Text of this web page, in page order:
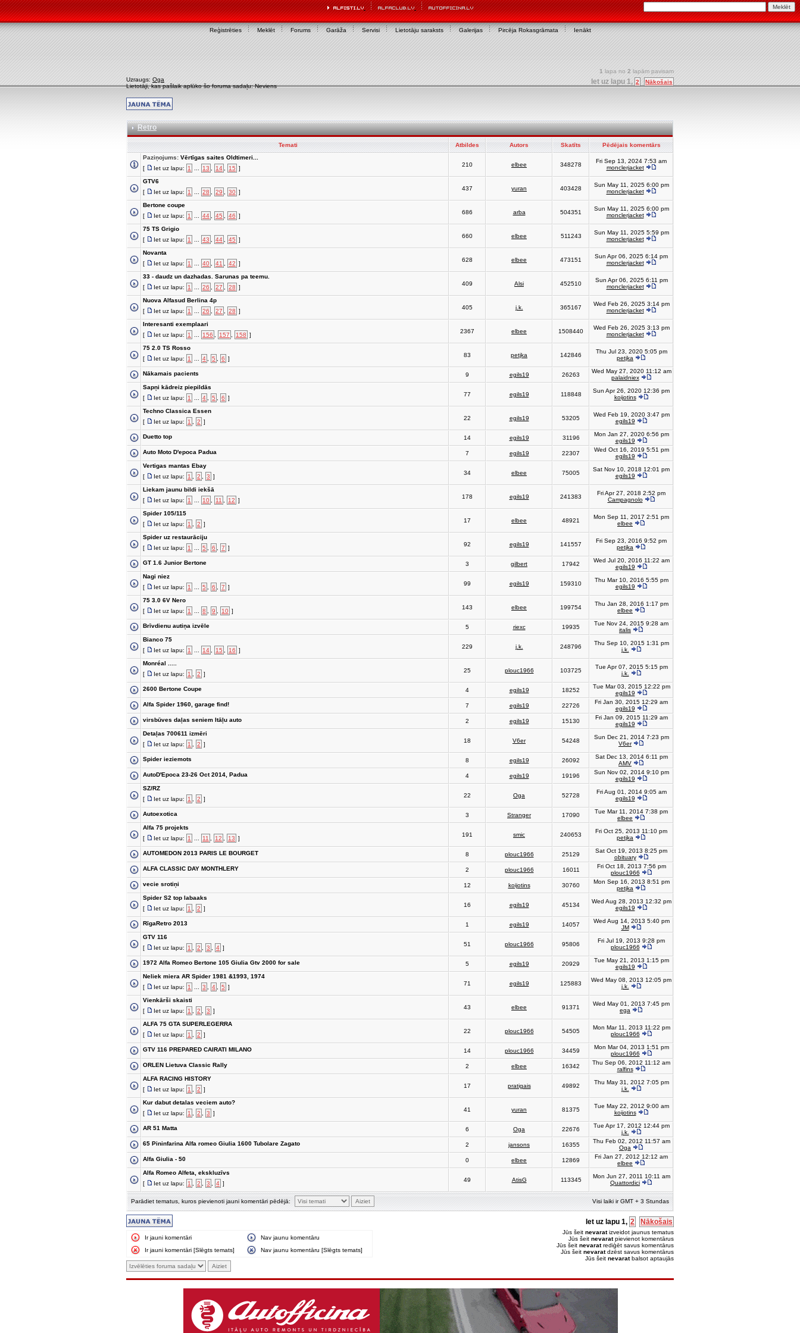
Reģistrēties Meklēt Forums Garāža Servisi Lietotāju saraksts Galerijas Pircēja Rokasgrāmata Ienākt
Uzraugs: Oga
Lietotāji, kas pašlaik aplūko šo foruma sadaļu: Neviens
1 lapa no 2 lapām pavisam
Iet uz lapu 1, 2 Nākošais
Retro
Temati Atbildes Autors Skatīts
Pēdējais komentārs
Paziņojums: Vērtīgas saites Oldtimeri...
[
Iet uz lapu: 1 13 14 15 ]
210 elbee 348278
Fri Sep 13, 2024 7:53 am
monclerjacket
GTV6
[
Iet uz lapu: 1 28 29 30 ]
437 yuran 403428
Sun May 11, 2025 6:00 pm
monclerjacket
Bertone coupe
[
Iet uz lapu: 1 44 45 46 ]
686 arba 504351
Sun May 11, 2025 6:00 pm
monclerjacket
75 TS Grigio
[
Iet uz lapu: 1 43 44 45 ]
660 elbee 511243
Sun May 11, 2025 5:59 pm
monclerjacket
Novanta
[
Iet uz lapu: 1 40 41 42 ]
628 elbee 473151
Sun Apr 06, 2025 6:14 pm
monclerjacket
33 - daudz un dazhadas. Sarunas pa teemu.
[
Iet uz lapu: 1 26 27 28 ]
409 Alsi 452510
Sun Apr 06, 2025 6:11 pm
monclerjacket
Nuova Alfasud Berlina 4p
[
Iet uz lapu: 1 26 27 28 ]
405 j.k. 365167
Wed Feb 26, 2025 3:14 pm
monclerjacket
Interesanti exemplaari
[
Iet uz lapu: 1 156 157 158 ]
2367 elbee 1508440
Wed Feb 26, 2025 3:13 pm
monclerjacket
75 2.0 TS Rosso
[
Iet uz lapu: 1 4 5 6 ]
83 petjka 142846
Thu Jul 23, 2020 5:05 pm
petjka
Nākamais pacients 9 egils19 26263
Wed May 27, 2020 11:12 am
palaidniex
Sapņi kādreiz piepildās
[
Iet uz lapu: 1 4 5 6 ]
77 egils19 118848
Sun Apr 26, 2020 12:36 pm
koijotins
Techno Classica Essen
[
Iet uz lapu: 1 2 ]
22 egils19 53205
Wed Feb 19, 2020 3:47 pm
egils19
Duetto top 14 egils19 31196
Mon Jan 27, 2020 6:56 pm
egils19
Auto Moto D'epoca Padua
7 egils19 22307
Wed Oct 16, 2019 5:51 pm
egils19
Vertigas mantas Ebay
[
Iet uz lapu: 1 2 3 ]
34 elbee 75005
Sat Nov 10, 2018 12:01 pm
egils19
Liekam jaunu bildi iekšā
[
Iet uz lapu: 1 10 11 12 ]
178 egils19 241383
Fri Apr 27, 2018 2:52 pm
Campagnolo
Spider 105/115
[
Iet uz lapu: 1 2 ]
17 elbee 48921
Mon Sep 11, 2017 2:51 pm
elbee
Spider uz restaurāciju
[
Iet uz lapu: 1 5 6 7 ]
92 egils19 141557
Fri Sep 23, 2016 9:52 pm
petjka
GT 1.6 Junior Bertone 3 gilbert 17942
Wed Jul 20, 2016 11:22 am
egils19
Nagi niez
[
Iet uz lapu: 1 5 6 7 ]
99 egils19 159310
Thu Mar 10, 2016 5:55 pm
egils19
75 3.0 6V Nero
[
Iet uz lapu: 1 8 9 10 ]
143 elbee 199754
Thu Jan 28, 2016 1:17 pm
elbee
Brīvdienu autiņa izvēle 5 riexc 19935
Tue Nov 24, 2015 9:28 am
italis
Bianco 75
[
Iet uz lapu: 1 14 15 16 ]
229 j.k. 248796
Thu Sep 10, 2015 1:31 pm
j.k.
Monréal .....
[
Iet uz lapu: 1 2 ]
25 plouc1966 103725
Tue Apr 07, 2015 5:15 pm
j.k.
2600 Bertone Coupe 4 egils19 18252
Tue Mar 03, 2015 12:22 pm
egils19
Alfa Spider 1960, garage find!
7 egils19 22726
Fri Jan 30, 2015 12:29 am
egils19
virsbūves daļas seniem Itāļu auto
2 egils19 15130
Fri Jan 09, 2015 11:29 am
egils19
Detaļas 700611 izmēri
[
Iet uz lapu: 1 2 ]
18 V6er 54248
Sun Dec 21, 2014 7:23 pm
V6er
Spider ieziemots 8 egils19 26092
Sat Dec 13, 2014 6:11 pm
AMV
AutoD'Epoca 23-26 Oct 2014, Padua
4 egils19 19196
Sun Nov 02, 2014 9:10 pm
egils19
SZ/RZ
[
Iet uz lapu: 1 2 ]
22 Oga 52728
Fri Aug 01, 2014 9:05 am
egils19
Autoexotica 3 Stranger 17090
Tue Mar 11, 2014 7:38 pm
elbee
Alfa 75 projekts
[
Iet uz lapu: 1 11 12 13 ]
191 smic 240653
Fri Oct 25, 2013 11:10 pm
petjka
AUTOMEDON 2013 PARIS LE BOURGET 8 plouc1966 25129
Sat Oct 19, 2013 8:25 pm
obituary
ALFA CLASSIC DAY MONTHLERY
2 plouc1966 16011
Fri Oct 18, 2013 7:56 pm
plouc1966
vecie srotiņi
12 koijotins 30760
Mon Sep 16, 2013 8:51 pm
petjka
Spider S2 top labaaks
[
Iet uz lapu: 1 2 ]
16 egils19 45134
Wed Aug 28, 2013 12:32 pm
egils19
RīgaRetro 2013 1 egils19 14057
Wed Aug 14, 2013 5:40 pm
JM
GTV 116
[
Iet uz lapu: 1 2 3 4 ]
51 plouc1966 95806
Fri Jul 19, 2013 9:28 pm
plouc1966
1972 Alfa Romeo Bertone 105 Giulia Gtv 2000 for sale 5 egils19 20929
Tue May 21, 2013 1:15 pm
egils19
Neliek miera AR Spider 1981 &1993, 1974
[
Iet uz lapu: 1 3 4 5 ]
71 egils19 125883
Wed May 08, 2013 12:05 pm
j.k.
Vienkārši skaisti
[
Iet uz lapu: 1 2 3 ]
43 elbee 91371
Wed May 01, 2013 7:45 pm
ega
ALFA 75 GTA SUPERLEGERRA
[
Iet uz lapu: 1 2 ]
22 plouc1966 54505
Mon Mar 11, 2013 11:22 pm
plouc1966
GTV 116 PREPARED CAIRATI MILANO 14 plouc1966 34459
Mon Mar 04, 2013 1:51 pm
plouc1966
ORLEN Lietuva Classic Rally
2 elbee 16342
Thu Sep 06, 2012 11:12 am
ralfins
ALFA RACING HISTORY
[
Iet uz lapu: 1 2 ]
17 pratigais 49892
Thu May 31, 2012 7:05 pm
j.k.
Kur dabut detalas veciem auto?
[
Iet uz lapu: 1 2 3 ]
41 yuran 81375
Tue May 22, 2012 9:00 am
koijotins
AR 51 Matta 6 Oga 22676
Tue Apr 17, 2012 12:44 pm
j.k.
65 Pininfarina Alfa romeo Giulia 1600 Tubolare Zagato
2 jansons 16355
Thu Feb 02, 2012 11:57 am
Oga
Alfa Giulia - 50
0 elbee 12869
Fri Jan 27, 2012 12:12 am
elbee
Alfa Romeo Alfeta, ekskluzīvs
[
Iet uz lapu: 1 2 3 4 ]
49 AtisG 113345
Mon Jun 27, 2011 10:11 am
Quattordici
Parādiet tematus, kuros pievienoti jauni komentāri pēdējā: Visi laiki ir GMT + 3 Stundas
Ir jauni komentāri
Nav jaunu komentāru
Ir jauni komentāri [Slēgts temats]
Nav jaunu komentāru [Slēgts temats]
Iet uz lapu 1, 2 Nākošais
Jūs šeit nevaratizveidot jaunus tematus
Jūs šeit nevaratpievienot komentārus
Jūs šeit nevaratrediģēt savus komentārus
Jūs šeit nevaratdzēst savus komentārus
Jūs šeit nevaratbalsot aptaujās